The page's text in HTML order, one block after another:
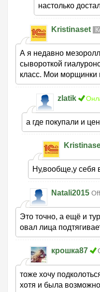
настолько
Kristinaset
А я недавно
сывороткой
класс. Мои морщинки
zlatik
а где покупали и
Ну,вообще,у себя
Natali2015
Это точно, а ещё и
овал лица
крошка87
тоже хочу
хотя и была